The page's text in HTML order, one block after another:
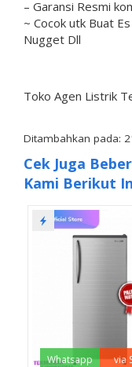
– Garansi Resmi
~ Cocok utk Buat
Nugget Dll
Toko Agen Listrik
Ditambahkan pada:
Cek Juga
Kami Berikut
Whatsapp via